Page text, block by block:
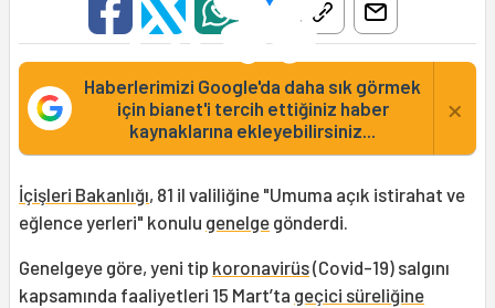
Haberlerimizi Google'da daha sık görmek
için bianet'i tercih ettiğiniz haber
kaynaklarına ekleyebilirsiniz...
×
İçişleri Bakanlığı, 81 il valiliğine "Umuma açık istirahat ve
eğlence yerleri" konulu genelge gönderdi.
Genelgeye göre, yeni tip koronavirüs(Covid­-19) salgını
kapsamında faaliyetleri 15 Mart’ta geçici süreliğine